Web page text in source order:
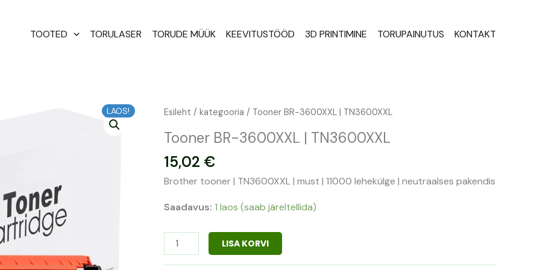
TOOTED TORULASER TORUDE MÜÜK KEEVITUSTÖÖD 3D PRINTIMINE TORUPAINUTUS KONTAKT
LAOS! Esileht / kategooria / Tooner BR-3600XXL | TN3600XXL
Tooner BR-3600XXL | TN3600XXL
15,02 €
Brother tooner | TN3600XXL | must | 11000 lehekülge | neutraalses pakendis
Saadavus: 1 laos (saab järeltellida)
Tooner
3600XXL
|
TN3600XXL
LISA KORVI